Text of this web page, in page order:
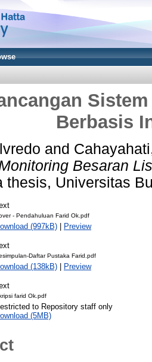
Berbasis
and
Besaran
thesis, Universitas
- Pendahuluan Farid Ok.pdf
(997kB) | Preview
Daftar Pustaka Farid.pdf
(138kB) | Preview
farid Ok.pdf
to Repository staff only
(5MB)